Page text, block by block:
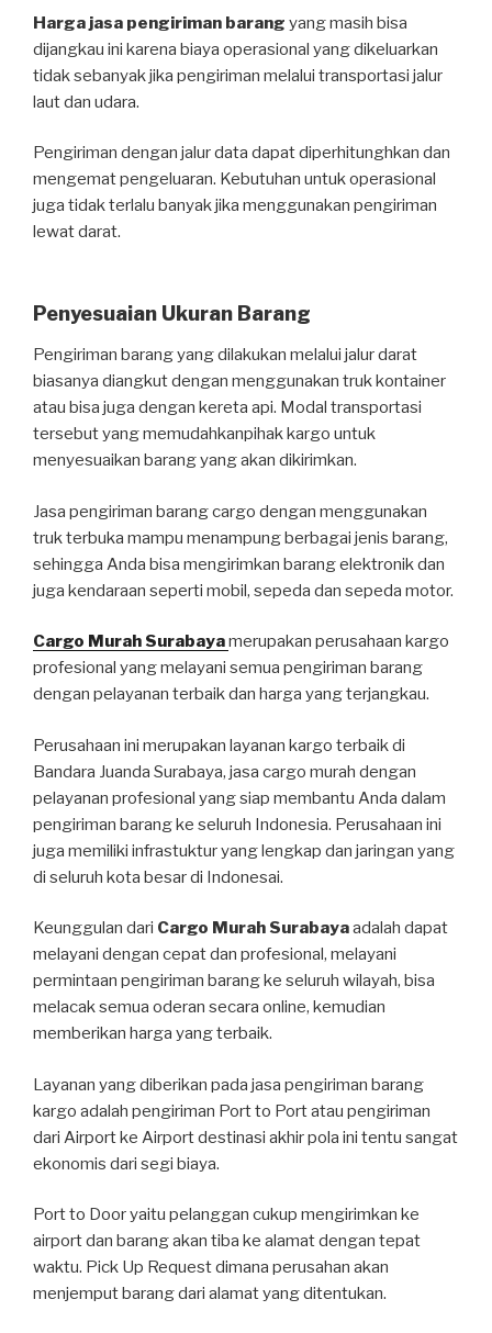
Harga jasa pengiriman barang yang masih bisa
dijangkau ini karena biaya operasional yang dikeluarkan
tidak sebanyak jika pengiriman melalui transportasi jalur
laut dan udara.
Pengiriman dengan jalur data dapat diperhitunghkan dan
mengemat pengeluaran. Kebutuhan untuk operasional
juga tidak terlalu banyak jika menggunakan pengiriman
lewat darat.
Penyesuaian Ukuran Barang
Pengiriman barang yang dilakukan melalui jalur darat
biasanya diangkut dengan menggunakan truk kontainer
atau bisa juga dengan kereta api. Modal transportasi
tersebut yang memudahkanpihak kargo untuk
menyesuaikan barang yang akan dikirimkan.
Jasa pengiriman barang cargo dengan menggunakan
truk terbuka mampu menampung berbagai jenis barang,
sehingga Anda bisa mengirimkan barang elektronik dan
juga kendaraan seperti mobil, sepeda dan sepeda motor.
Cargo Murah Surabayamerupakan perusahaan kargo
profesional yang melayani semua pengiriman barang
dengan pelayanan terbaik dan harga yang terjangkau.
Perusahaan ini merupakan layanan kargo terbaik di
Bandara Juanda Surabaya, jasa cargo murah dengan
pelayanan profesional yang siap membantu Anda dalam
pengiriman barang ke seluruh Indonesia. Perusahaan ini
juga memiliki infrastuktur yang lengkap dan jaringan yang
di seluruh kota besar di Indonesai.
Keunggulan dari Cargo Murah Surabayaadalah dapat
melayani dengan cepat dan profesional, melayani
permintaan pengiriman barang ke seluruh wilayah, bisa
melacak semua oderan secara online, kemudian
memberikan harga yang terbaik.
Layanan yang diberikan pada jasa pengiriman barang
kargo adalah pengiriman Port to Port atau pengiriman
dari Airport ke Airport destinasi akhir pola ini tentu sangat
ekonomis dari segi biaya.
Port to Door yaitu pelanggan cukup mengirimkan ke
airport dan barang akan tiba ke alamat dengan tepat
waktu. Pick Up Request dimana perusahan akan
menjemput barang dari alamat yang ditentukan.